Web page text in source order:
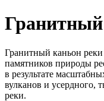
Гранитный каньон
памятников природы
в результате
вулканов и усердного,
реки.